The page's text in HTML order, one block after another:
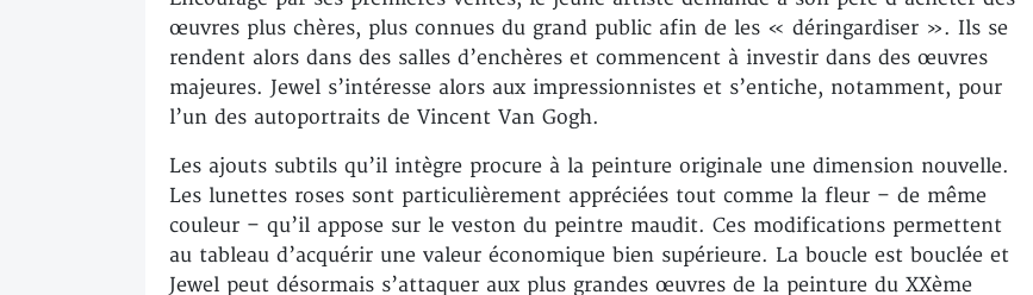
œuvres plus chères, plus connues du grand public afin de les « déringardiser ». Ils se
rendent alors dans des salles d’enchères et commencent à investir dans des œuvres
majeures. Jewel s’intéresse alors aux impressionnistes et s’entiche, notamment, pour
l’un des autoportraits de Vincent Van Gogh.
Les ajouts subtils qu’il intègre procure à la peinture originale une dimension nouvelle.
Les lunettes roses sont particulièrement appréciées tout comme la fleur – de même
couleur – qu’il appose sur le veston du peintre maudit. Ces modifications permettent
au tableau d’acquérir une valeur économique bien supérieure. La boucle est bouclée et
Jewel peut désormais s’attaquer aux plus grandes œuvres de la peinture du XXème